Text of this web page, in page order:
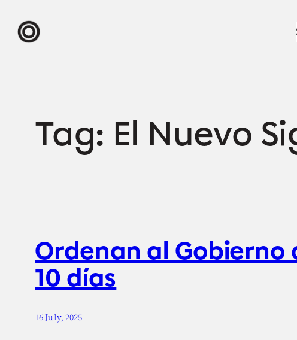
Tag: El Nuevo
Ordenan al Gobierno
10 días
16 July, 2025